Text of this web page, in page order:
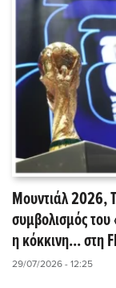
Μουντιάλ 2026,
συμβολισμός
η κόκκινη... στη
29/07/2026 - 12:25